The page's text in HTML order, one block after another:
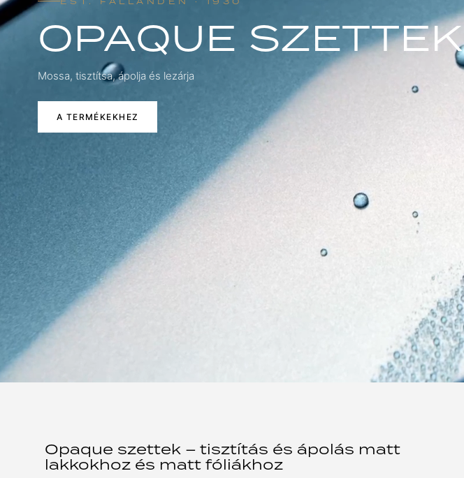
OPAQUE SZETTEK
Mossa, tisztítsa, ápolja és lezárja
A TERMÉKEKHEZ
Opaque szettek – tisztítás és ápolás matt
lakkokhoz és matt fóliákhoz